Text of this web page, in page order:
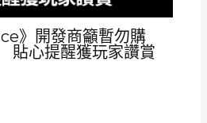
》開發商籲暫勿購
心提醒獲玩家讚賞